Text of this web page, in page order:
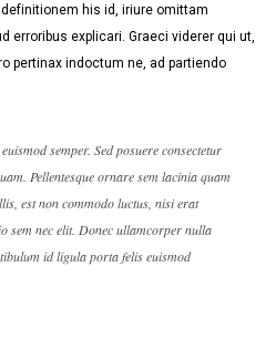
his id, iriure omittam
erroribus explicari. Graeci viderer qui ut,
pertinax indoctum ne, ad partiendo
semper. Sed posuere consectetur
Pellentesque ornare sem lacinia quam
est non commodo luctus, nisi erat
sem nec elit. Donec ullamcorper nulla
id ligula porta felis euismod